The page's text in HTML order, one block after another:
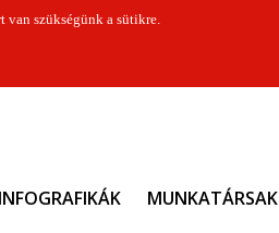
szükségünk a sütikre.
INFOGRAFIKÁK MUNKATÁRSAK